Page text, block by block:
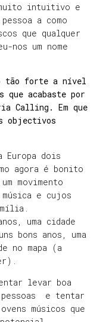
muito intuitivo e
a como
que qualquer
nos um nome
tão forte a nível
que acabaste por
Calling. Em que
objectivos
Europa dois
agora é bonito
movimento
e cujos
uma cidade
bons anos, uma
no mapa (a
levar boa
pessoas e tentar
músicos que